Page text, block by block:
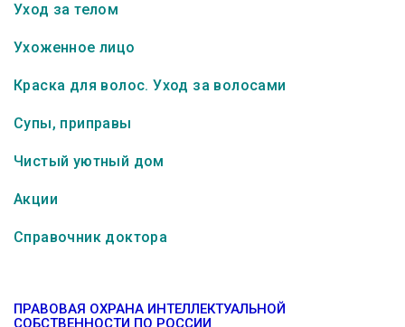
Уход за телом
Ухоженное лицо
Краска для волос. Уход за волосами
Супы, приправы
Чистый уютный дом
Акции
Справочник доктора
ПРАВОВАЯ ОХРАНА ИНТЕЛЛЕКТУАЛЬНОЙ
СОБСТВЕННОСТИ ПО РОССИИ